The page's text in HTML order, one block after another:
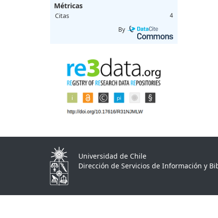
Métricas
Citas 4
By
Universidad de Chile
Dirección de Servicios de Información y